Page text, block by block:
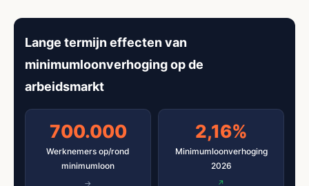
Lange termijn effecten van
minimumloonverhoging op de
arbeidsmarkt
700.000
Werknemers op/rond
minimumloon
2,16%
Minimumloonverhoging
2026